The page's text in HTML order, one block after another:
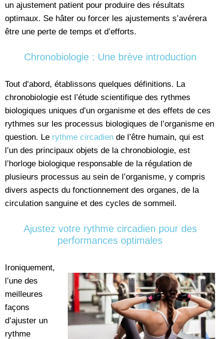
un ajustement patient pour produire des résultats
optimaux. Se hâter ou forcer les ajustements s’avérera
être une perte de temps et d’efforts.
Chronobiologie : Une brève introduction
Tout d’abord, établissons quelques définitions. La
chronobiologie est l’étude scientifique des rythmes
biologiques uniques d’un organisme et des effets de ces
rythmes sur les processus biologiques de l’organisme en
question. Le rythme circadien de l’être humain, qui est
l’un des principaux objets de la chronobiologie, est
l’horloge biologique responsable de la régulation de
plusieurs processus au sein de l’organisme, y compris
divers aspects du fonctionnement des organes, de la
circulation sanguine et des cycles de sommeil.
Ajustez votre rythme circadien pour des
performances optimales
Ironiquement,
l’une des
meilleures
façons
d’ajuster un
rythme